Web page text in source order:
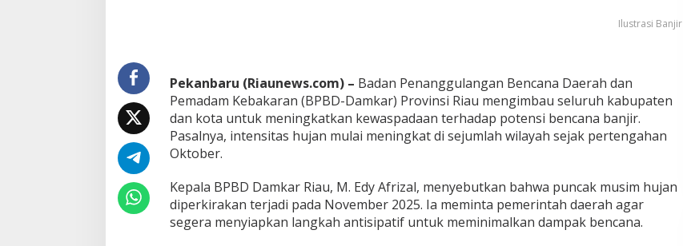
a
b
p
a
n
K
o
Ilustrasi Banjir
Pekanbaru (Riaunews.com) – Badan Penanggulangan Bencana Daerah dan
Pemadam Kebakaran (BPBD-Damkar) Provinsi Riau mengimbau seluruh kabupaten
dan kota untuk meningkatkan kewaspadaan terhadap potensi bencana banjir.
Pasalnya, intensitas hujan mulai meningkat di sejumlah wilayah sejak pertengahan
Oktober.
Kepala BPBD Damkar Riau, M. Edy Afrizal, menyebutkan bahwa puncak musim hujan
diperkirakan terjadi pada November 2025. Ia meminta pemerintah daerah agar
segera menyiapkan langkah antisipatif untuk meminimalkan dampak bencana.